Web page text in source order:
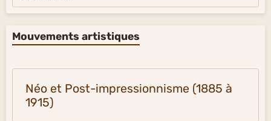
Mouvements artistiques
Néo et Post-impressionnisme (1885 à
1915)